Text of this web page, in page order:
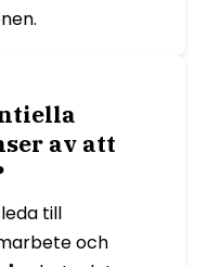
av att
till
och